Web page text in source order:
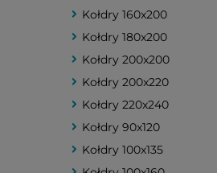
Kołdry 160x200
Kołdry 180x200
Kołdry 200x200
Kołdry 200x220
Kołdry 220x240
Kołdry 90x120
Kołdry 100x135